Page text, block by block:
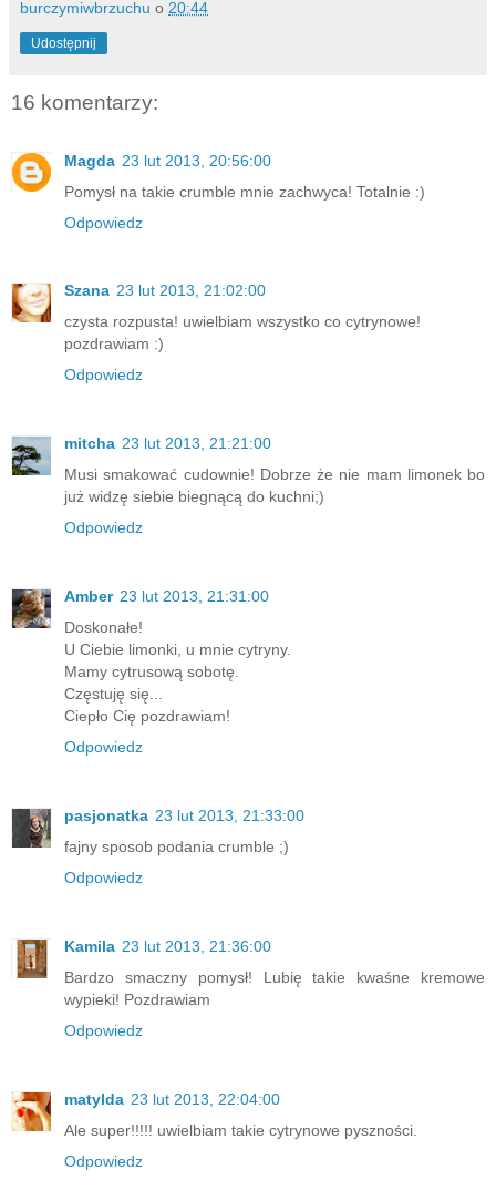
burczymiwbrzuchu o 20:44
Udostępnij
16 komentarzy:
Magda 23 lut 2013, 20:56:00
Pomysł na takie crumble mnie zachwyca! Totalnie :)
Odpowiedz
Szana 23 lut 2013, 21:02:00
czysta rozpusta! uwielbiam wszystko co cytrynowe!
pozdrawiam :)
Odpowiedz
mitcha 23 lut 2013, 21:21:00
Musi smakować cudownie! Dobrze że nie mam limonek bo
już widzę siebie biegnącą do kuchni;)
Odpowiedz
Amber 23 lut 2013, 21:31:00
Doskonałe!
U Ciebie limonki, u mnie cytryny.
Mamy cytrusową sobotę.
Częstuję się...
Ciepło Cię pozdrawiam!
Odpowiedz
pasjonatka 23 lut 2013, 21:33:00
fajny sposob podania crumble ;)
Odpowiedz
Kamila 23 lut 2013, 21:36:00
Bardzo smaczny pomysł! Lubię takie kwaśne kremowe
wypieki! Pozdrawiam
Odpowiedz
matylda 23 lut 2013, 22:04:00
Ale super!!!!! uwielbiam takie cytrynowe pyszności.
Odpowiedz